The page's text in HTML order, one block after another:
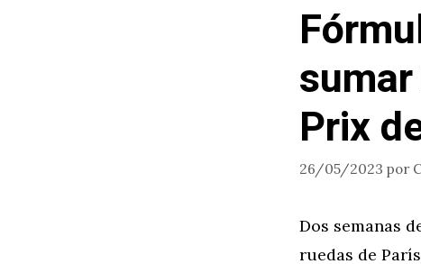
Prix
26/05/2023 por
Dos semanas
ruedas de